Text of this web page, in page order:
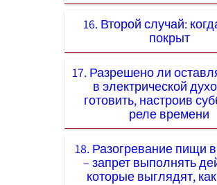
16. Второй случай:
покрыт
17. Разрешено ли
в электрической
готовить, настроив
реле времени
18. Разогревание пищи
– запрет выполнять
которые выглядят,